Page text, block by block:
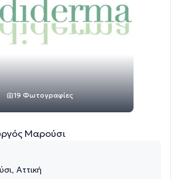
19 Φωτογραφίες
Μαρούσι
Αττική